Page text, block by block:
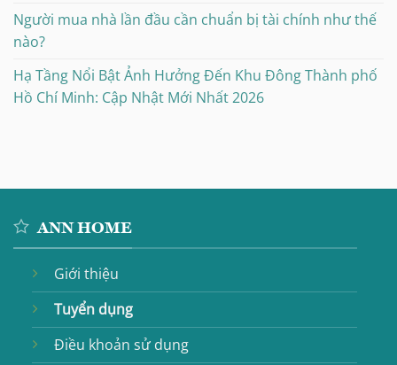
Người mua nhà lần đầu cần chuẩn bị tài chính như thế
nào?
Hạ Tầng Nổi Bật Ảnh Hưởng Đến Khu Đông Thành phố
Hồ Chí Minh: Cập Nhật Mới Nhất 2026
ANN HOME
Giới thiệu
Tuyển dụng
Điều khoản sử dụng